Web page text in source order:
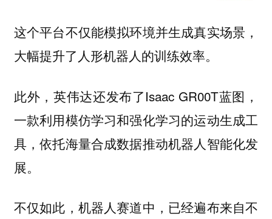
这个平台不仅能模拟环境并生成真实场景，
大幅提升了人形机器人的训练效率。
此外，英伟达还发布了Isaac GR00T蓝图，
一款利用模仿学习和强化学习的运动生成工
具，依托海量合成数据推动机器人智能化发
展。
不仅如此，机器人赛道中，已经遍布来自不